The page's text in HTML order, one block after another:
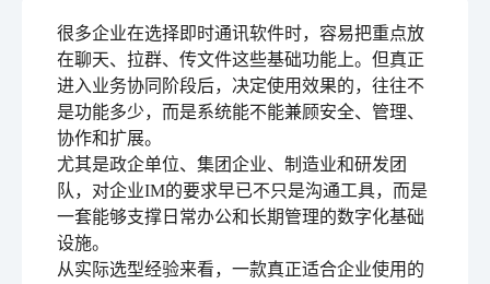
很多企业在选择即时通讯软件时，容易把重点放
在聊天、拉群、传文件这些基础功能上。但真正
进入业务协同阶段后，决定使用效果的，往往不
是功能多少，而是系统能不能兼顾安全、管理、
协作和扩展。
尤其是政企单位、集团企业、制造业和研发团
队，对企业IM的要求早已不只是沟通工具，而是
一套能够支撑日常办公和长期管理的数字化基础
设施。
从实际选型经验来看，一款真正适合企业使用的